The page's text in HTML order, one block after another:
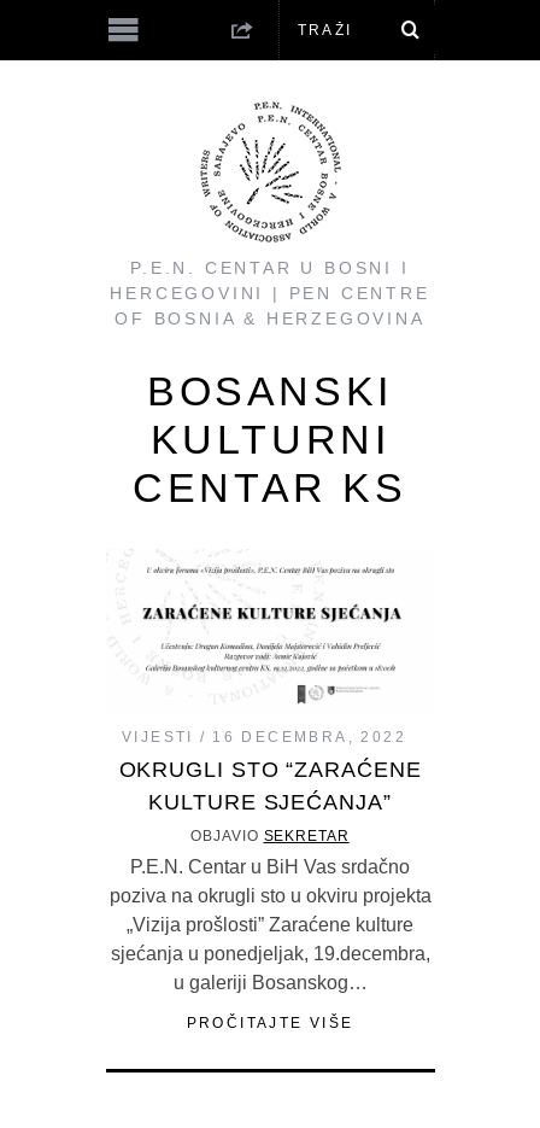
P.E.N. CENTAR U BOSNI I
HERCEGOVINI | PEN CENTRE
OF BOSNIA & HERZEGOVINA
BOSANSKI
KULTURNI
CENTAR KS
VIJESTI 16 DECEMBRA, 2022
OKRUGLI STO “ZARAĆENE
KULTURE SJEĆANJA”
OBJAVIO SEKRETAR
P.E.N. Centar u BiH Vas srdačno
poziva na okrugli sto u okviru projekta
„Vizija prošlosti” Zaraćene kulture
sjećanja u ponedjeljak, 19.decembra,
u galeriji Bosanskog…
PROČITAJTE VIŠE